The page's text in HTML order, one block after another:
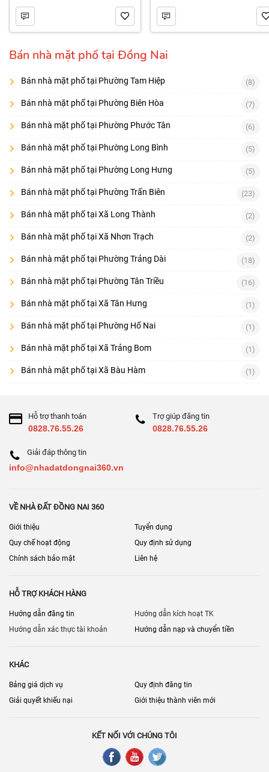
Bán nhà mặt phố tại Đồng Nai
Bán nhà mặt phố tại Phường Tam Hiệp (8)
Bán nhà mặt phố tại Phường Biên Hòa (7)
Bán nhà mặt phố tại Phường Phước Tân (6)
Bán nhà mặt phố tại Phường Long Bình (5)
Bán nhà mặt phố tại Phường Long Hưng (5)
Bán nhà mặt phố tại Phường Trấn Biên (23)
Bán nhà mặt phố tại Xã Long Thành (2)
Bán nhà mặt phố tại Xã Nhơn Trạch (2)
Bán nhà mặt phố tại Phường Trảng Dài (18)
Bán nhà mặt phố tại Phường Tân Triều (16)
Bán nhà mặt phố tại Xã Tân Hưng (1)
Bán nhà mặt phố tại Phường Hố Nai (1)
Bán nhà mặt phố tại Xã Trảng Bom (1)
Bán nhà mặt phố tại Xã Bàu Hàm (1)
Hỗ trợ thanh toán
0828.76.55.26
Trợ giúp đăng tin
0828.76.55.26
Giải đáp thông tin
info@nhadatdongnai360.vn
VỀ NHÀ ĐẤT ĐỒNG NAI 360
Giới thiệu
Tuyển dụng
Quy chế hoạt động
Quy định sử dụng
Chính sách bảo mật
Liên hệ
HỖ TRỢ KHÁCH HÀNG
Hướng dẫn đăng tin
Hướng dẫn kích hoạt TK
Hướng dẫn xác thực tài khoản
Hướng dẫn nạp và chuyển tiền
KHÁC
Bảng giá dịch vụ
Quy định đăng tin
Giải quyết khiếu nại
Giới thiệu thành viên mới
KẾT NỐI VỚI CHÚNG TÔI